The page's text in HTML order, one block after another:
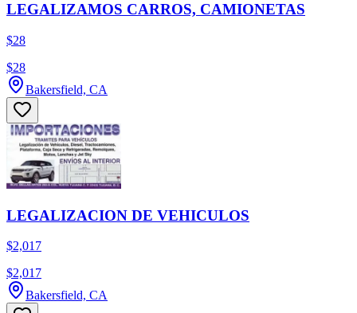
LEGALIZAMOS CARROS, CAMIONETAS
$28
$28
Bakersfield, CA
LEGALIZACION DE VEHICULOS
$2,017
$2,017
Bakersfield, CA